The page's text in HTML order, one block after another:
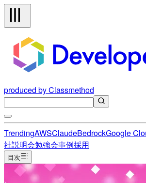
produced by Classmethod
TrendingAWSClaudeBedrockGoogle
社説明会勉強会事例採用
目次